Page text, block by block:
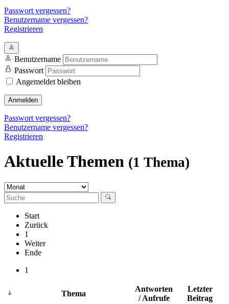
Passwort vergessen?
Benutzername vergessen?
Registrieren
Benutzername
Passwort
Angemeldet bleiben
Anmelden
Passwort vergessen?
Benutzername vergessen?
Registrieren
Aktuelle Themen (1 Thema)
Start
Zurück
1
Weiter
Ende
1
Thema
Antworten
/ Aufrufe
Letzter
Beitrag